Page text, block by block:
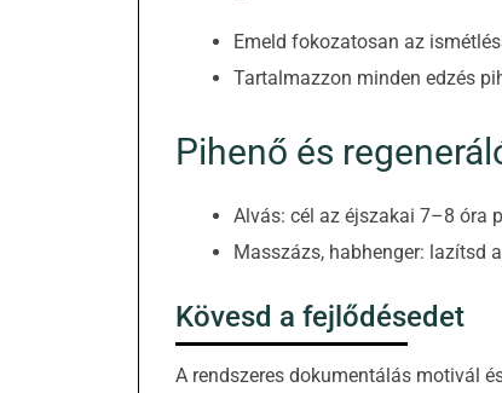
Emeld fokozatosan az
Tartalmazzon minden edzés
Pihenő és
Alvás: cél az éjszakai 7–8 óra
Masszázs, habhenger: lazítsd
Kövesd a fejlődésedet
A rendszeres dokumentálás motivál